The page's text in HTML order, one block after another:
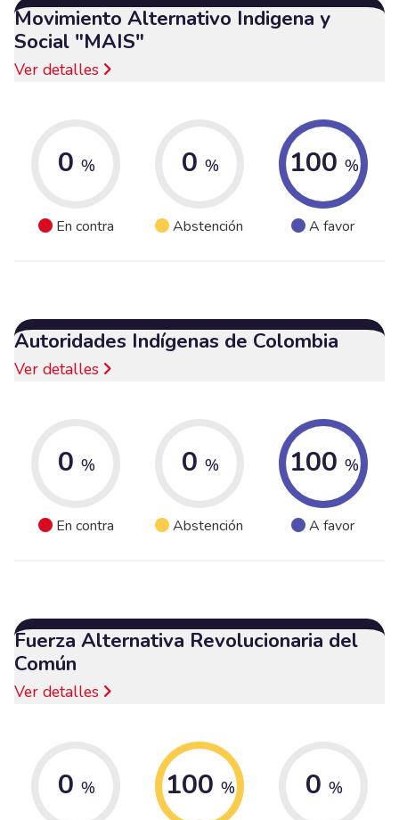
Movimiento Alternativo Indigena y
Social "MAIS"
Ver detalles
0 %
En contra
0 %
Abstención
100 %
A favor
Autoridades Indígenas de Colombia
Ver detalles
0 %
En contra
0 %
Abstención
100 %
A favor
Fuerza Alternativa Revolucionaria del
Común
Ver detalles
0 % 100 % 0 %